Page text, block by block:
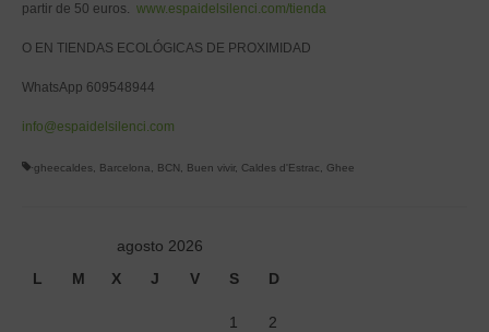
partir de 50 euros. www.espaidelsilenci.com/tienda
O EN TIENDAS ECOLÓGICAS DE PROXIMIDAD
WhatsApp 609548944
info@espaidelsilenci.com
·gheecaldes Barcelona BCN Buen vivir, Caldes d'Estrac Ghee
agosto 2026
L
M X J V S D
1 2